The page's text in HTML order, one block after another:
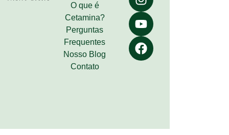
O que é
Cetamina?
Perguntas
Frequentes
Nosso Blog
Contato